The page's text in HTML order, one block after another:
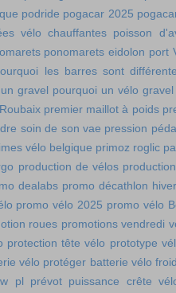
podride pogacar 2025
vélo chauffantes poisson
ponomarets eidolon port
les barres sont
gravel pourquoi un vélo gravel
premier maillot à poids
soin de son vae pression
vélo belgique primoz roglic
production de vélos
dealabs promo décathlon hiver
promo vélo 2025 promo vélo
roues promotions vendredi
protection tête vélo prototype
vélo protéger batterie vélo
pl
prévot puissance crête